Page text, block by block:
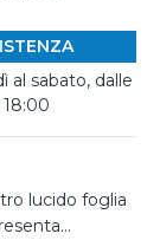
al sabato, dalle
lucido foglia